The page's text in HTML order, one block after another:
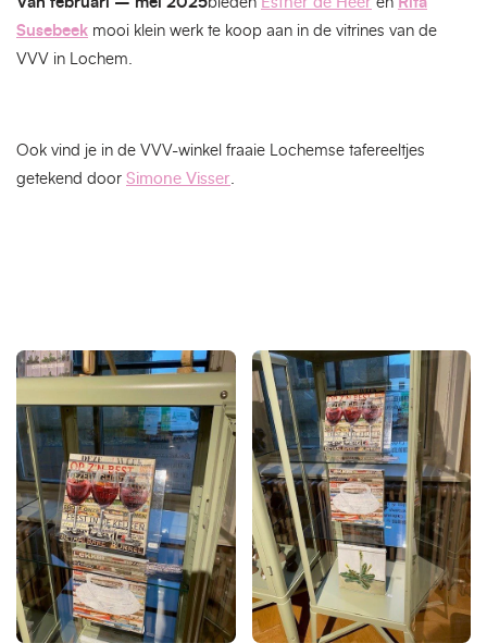
Susebeek mooi klein werk te koop aan in de vitrines van de
VVV in Lochem.
Ook vind je in de VVV-winkel fraaie Lochemse tafereeltjes
getekend door Simone Visser.